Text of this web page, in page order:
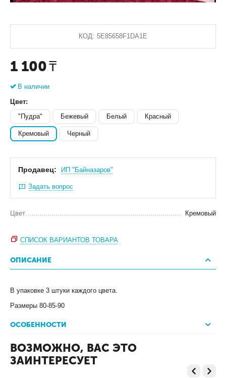
КОД: 5E85658F1DA1E
1 100 ₸
В наличии
Цвет:
"Пудра"
Бежевый Белый Красный
Кремовый Черный
Продавец: ИП "Байназаров"
Задать вопрос
Цвет Кремовый
СПИСОК ВАРИАНТОВ ТОВАРА
ОПИСАНИЕ
В упаковке 3 штуки каждого цвета.
Размеры 80-85-90
ОСОБЕННОСТИ
ВОЗМОЖНО, ВАС ЭТО
ЗАИНТЕРЕСУЕТ